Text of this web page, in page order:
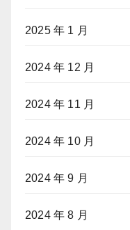
2025 年 1 月
2024 年 12 月
2024 年 11 月
2024 年 10 月
2024 年 9 月
2024 年 8 月